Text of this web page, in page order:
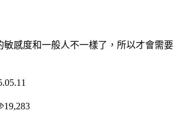
敏感度和一般人不一樣了，所以才會需要
19,283